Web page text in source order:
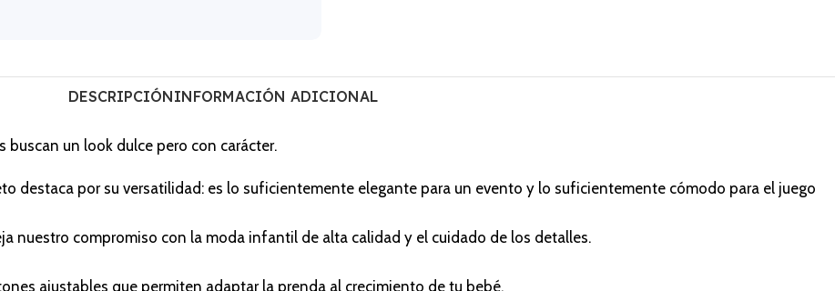
DESCRIPCIÓNINFORMACIÓN ADICIONAL
buscan un look dulce pero con carácter.
destaca por su versatilidad: es lo suficientemente elegante para un evento y lo suficientemente cómodo para el juego
nuestro compromiso con la moda infantil de alta calidad y el cuidado de los detalles.
ajustables que permiten adaptar la prenda al crecimiento de tu bebé.